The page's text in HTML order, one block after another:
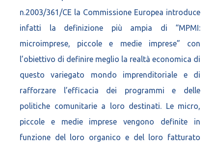
n.2003/361/CE la Commissione Europea introduce
infatti la definizione più ampia di “MPMI:
microimprese, piccole e medie imprese” con
l’obiettivo di definire meglio la realtà economica di
questo variegato mondo imprenditoriale e di
rafforzare l’efficacia dei programmi e delle
politiche comunitarie a loro destinati. Le micro,
piccole e medie imprese vengono definite in
funzione del loro organico e del loro fatturato